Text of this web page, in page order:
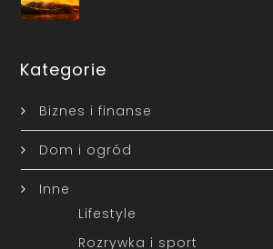
Kategorie
Biznes i finanse
Dom i ogród
Inne
Lifestyle
Rozrywka i sport